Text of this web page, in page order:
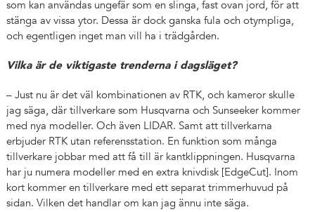
som kan användas ungefär som en slinga, fast ovan jord, för att
stänga av vissa ytor. Dessa är dock ganska fula och otympliga,
och egentligen inget man vill ha i trädgården.
Vilka är de viktigaste trenderna i dagsläget?
– Just nu är det väl kombinationen av RTK, och kameror skulle
jag säga, där tillverkare som Husqvarna och Sunseeker kommer
med nya modeller. Och även LIDAR. Samt att tillverkarna
erbjuder RTK utan referensstation. En funktion som många
tillverkare jobbar med att få till är kantklippningen. Husqvarna
har ju numera modeller med en extra knivdisk [EdgeCut]. Inom
kort kommer en tillverkare med ett separat trimmerhuvud på
sidan. Vilken det handlar om kan jag ännu inte säga.